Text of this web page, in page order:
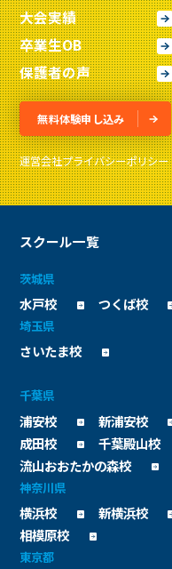
大会実績
卒業生OB
保護者の声
無料体験申し込み
運営会社プライバシーポリシー
スクール一覧
茨城県
水戸校 つくば校
埼玉県
さいたま校
千葉県
浦安校 新浦安校
成田校
千葉殿山校
流山おおたかの森校
神奈川県
横浜校 新横浜校
相模原校
東京都